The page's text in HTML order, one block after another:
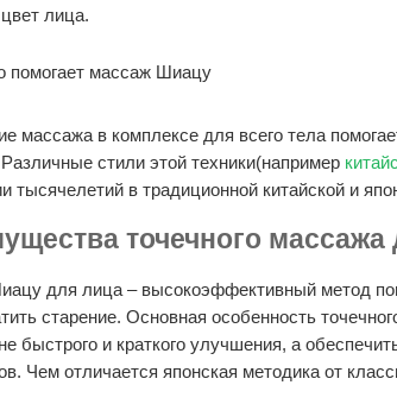
лица.
массажа в комплексе для всего тела
стили этой техники(например
тысячелетий в традиционной китайской и
точечного массажа
для лица – высокоэффективный метод
старение. Основная особенность
быстрого и краткого улучшения, а
Чем отличается японская методика от